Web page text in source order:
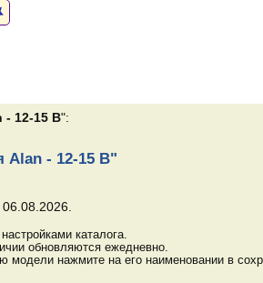
- 12-15 В":
Alan - 12-15 В"
каталога.
обновляются ежедневно.
модели нажмите на его наименовании в